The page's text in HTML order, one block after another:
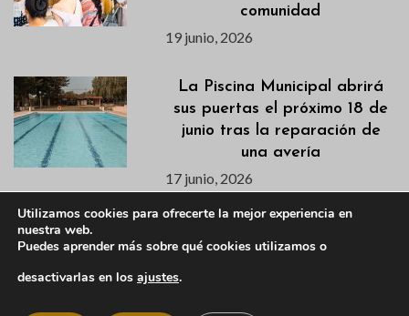
comunidad
19 junio, 2026
La Piscina Municipal abrirá
sus puertas el próximo 18 de
junio tras la reparación de
una avería
17 junio, 2026
admitidas/os para los cursos
Utilizamos cookies para ofrecerte la mejor experiencia en
nuestra web.
Puedes aprender más sobre qué cookies utilizamos o
desactivarlas en los ajustes.